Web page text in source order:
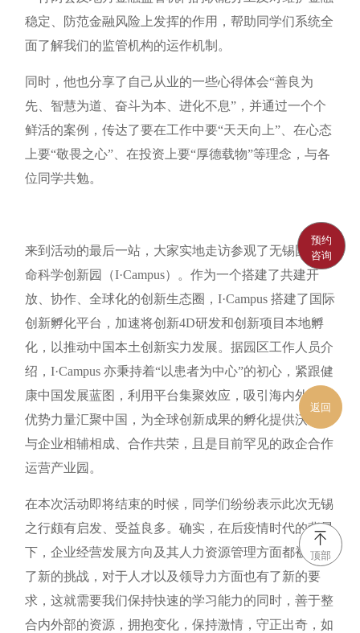
稳定、防范金融风险上发挥的作用，帮助同学们系统全
面了解我们的监管机构的运作机制。
同时，他也分享了自己从业的一些心得体会“善良为
先、智慧为道、奋斗为本、进化不息”，并通过一个个
鲜活的案例，传达了要在工作中要“天天向上”、在心态
上要“敬畏之心”、在投资上要“厚德载物”等理念，与各
位同学共勉。
来到活动的最后一站，大家实地走访参观了无锡国际生
命科学创新园（I·Campus）。作为一个搭建了共建开
放、协作、全球化的创新生态圈，I·Campus 搭建了国际
创新孵化平台，加速将创新4D研发和创新项目本地孵
化，以推动中国本土创新实力发展。据园区工作人员介
绍，I·Campus 亦秉持着“以患者为中心”的初心，紧跟健
康中国发展蓝图，利用平台集聚效应，吸引海内外创新
优势力量汇聚中国，为全球创新成果的孵化提供沃土，
与企业相辅相成、合作共荣，且是目前罕见的政企合作
运营产业园。
在本次活动即将结束的时候，同学们纷纷表示此次无锡
之行颇有启发、受益良多。确实，在后疫情时代的背景
下，企业经营发展方向及其人力资源管理方面都被提出
了新的挑战，对于人才以及领导力方面也有了新的要
求，这就需要我们保持快速的学习能力的同时，善于整
合内外部的资源，拥抱变化，保持激情，守正出奇，如
预约
咨询
返回
顶部